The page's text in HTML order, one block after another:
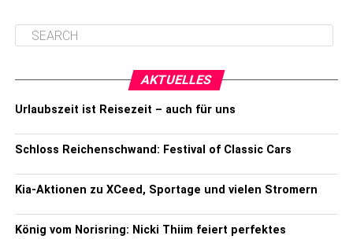
AKTUELLES
Urlaubszeit ist Reisezeit – auch für uns
Schloss Reichenschwand: Festival of Classic Cars
Kia-Aktionen zu XCeed, Sportage und vielen Stromern
König vom Norisring: Nicki Thiim feiert perfektes